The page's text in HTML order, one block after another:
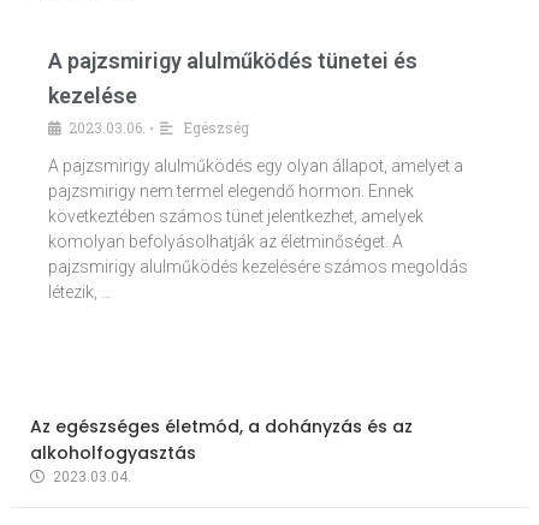
A pajzsmirigy alulműködés tünetei és
kezelése
2023.03.06. •
Egészség
A pajzsmirigy alulműködés egy olyan állapot, amelyet a
pajzsmirigy nem termel elegendő hormon. Ennek
következtében számos tünet jelentkezhet, amelyek
komolyan befolyásolhatják az életminőséget. A
pajzsmirigy alulműködés kezelésére számos megoldás
létezik, …
Az egészséges életmód, a dohányzás és az
alkoholfogyasztás
2023.03.04.